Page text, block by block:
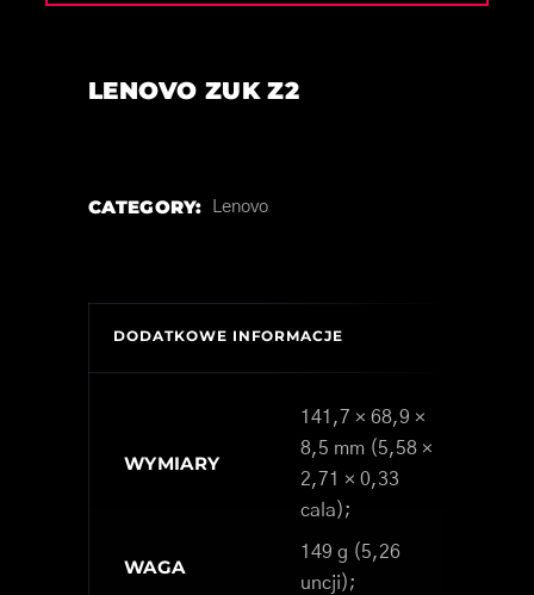
LENOVO ZUK Z2
CATEGORY: Lenovo
DODATKOWE INFORMACJE
WYMIARY
141,7 × 68,9 ×
8,5 mm (5,58 ×
2,71 × 0,33
cala);
WAGA
149 g (5,26
uncji);